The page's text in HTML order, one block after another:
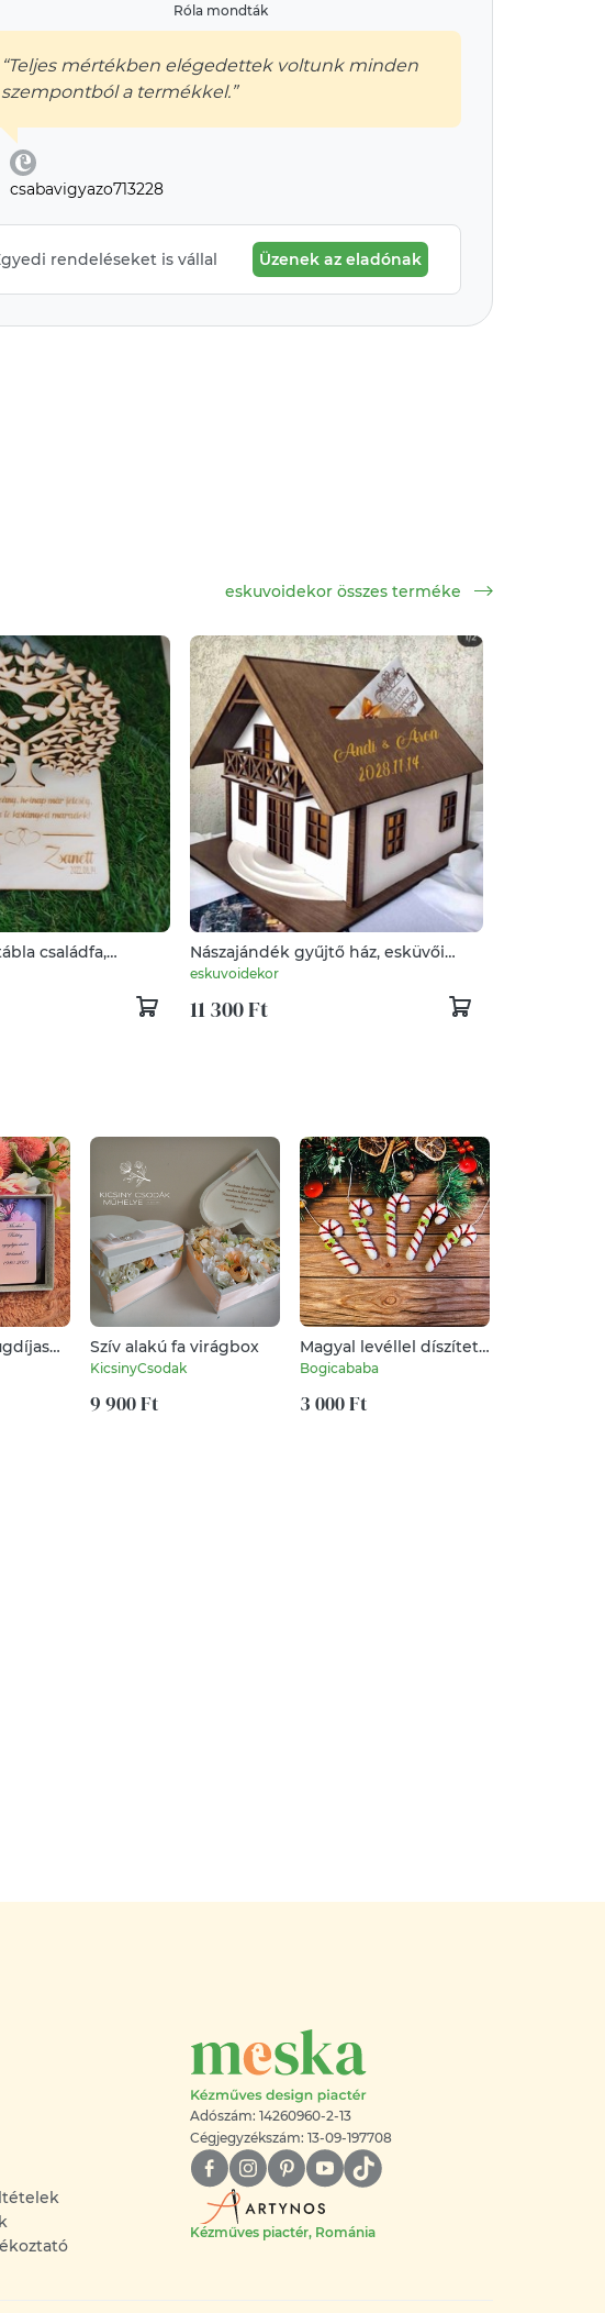
Róla mondták
“Teljes mértékben elégedettek voltunk minden
szempontból a termékkel.”
csabavigyazo713228
rendeléseket is vállal Üzenek az eladónak
eskuvoidekor összes terméke
családfa,
Nászajándék gyűjtő ház, esküvői
pénzgyűjtő ház, névre szólóan színes
eskuvoidekor
11 300 Ft
Szív alakú fa virágbox
KicsinyCsodak
9 900 Ft
Magyal levéllel díszített
karácsonyfadíszek
Bogicababa
3 000 Ft
Adószám: 14260960-2-13
Cégjegyzékszám: 13-09-197708
Kézműves piactér, Románia